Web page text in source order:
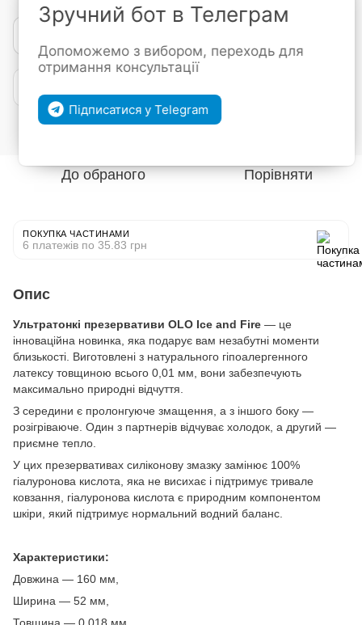
Увійтидля відображення накопичувальної знижки
До обраного Порівняти
ПОКУПКА ЧАСТИНАМИ
6 платежів по 35.83 грн
Опис
Ультратонкі презервативи OLO Ice and Fire — це
інноваційна новинка, яка подарує вам незабутні моменти
близькості. Виготовлені з натурального гіпоалергенного
латексу товщиною всього 0,01 мм, вони забезпечують
максимально природні відчуття.
З середини є пролонгуюче змащення, а з іншого боку —
розігріваюче. Один з партнерів відчуває холодок, а другий —
приємне тепло.
У цих презервативах силіконову змазку замінює 100%
гіалуронова кислота, яка не висихає і підтримує тривале
ковзання, гіалуронова кислота є природним компонентом
шкіри, який підтримує нормальний водний баланс.
Характеристики:
Довжина — 160 мм,
Ширина — 52 мм,
Товщина — 0,018 мм.
Зручний бот в Телеграм
Допоможемо з вибором, переходь для
отримання консультації
Підписатися у Telegram